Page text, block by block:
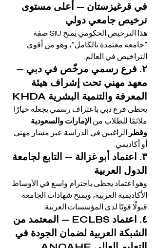
في قرغيزستان — أعلى مستوى
ترخيص جامعي دولي
هذا الترخيص الحكومي يمنح SIU صفة
“جامعة معتمدة بالكامل”، وهو من أقوى
التراخيص في العالم.
٢. فرع رسمي مرخّص في دبي —
معهد مهني تحت إشراف هيئة
المعرفة والتنمية البشرية KHDA
يحظى فرع دبي باعتراف رسمي يجعله خيارًا
ملائمًا للطلاب من الإمارات والسعودية
وقطر
الراغبين في الدراسة عبر مسار مهني
أو أكاديمي.
٣. اعتماد أبو غزالة — التابع لجامعة
الدول العربية
وهو اعتماد يحظى باحترام واسع في الأوساط
الأكاديمية العربية، ويمنح شهادات الجامعة
قبولًا قويًا لدى المؤسسات العربية.
٤. اعتماد ECLBS — المعتمد من
الشبكة العربية لضمان الجودة في